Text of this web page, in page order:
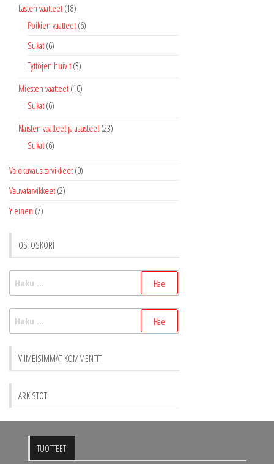
Lasten vaatteet (18)
Poikien vaatteet (6)
Sukat (6)
Tyttöjen huivit (3)
Miesten vaatteet (10)
Sukat (6)
Naisten vaatteet ja asusteet (23)
Sukat (6)
Valokuvaus tarvikkeet (0)
Vauvatarvikkeet (2)
Yleinen (7)
OSTOSKORI
Haku:
Haku:
VIIMEISIMMÄT KOMMENTIT
ARKISTOT
TUOTTEET